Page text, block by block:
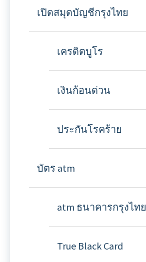
เปิดสมุดบัญชีกรุงไทย
เครดิตบูโร
เงินก้อนด่วน
ประกันโรคร้าย
บัตร atm
atm ธนาคารกรุงไทย
True Black Card